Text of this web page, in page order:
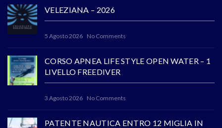
VELEZIANA – 2026
5 Agosto 2026 No Comments
CORSO APNEA LIFE STYLE OPEN WATER – 1
LIVELLO FREEDIVER
3 Agosto 2026 No Comments
PATENTE NAUTICA ENTRO 12 MIGLIA IN